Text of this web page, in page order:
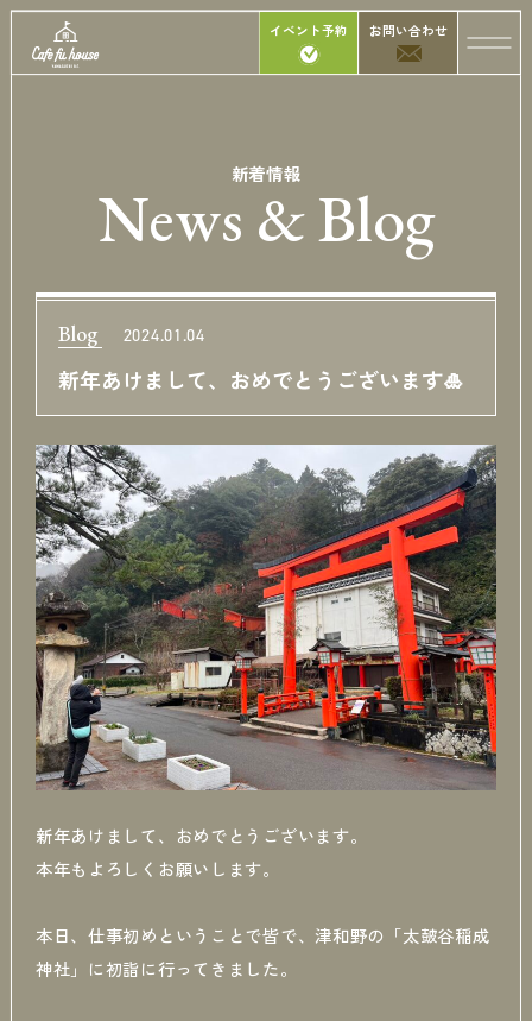
イベント予約 お問い合わせ
新着情報
News & Blog
Blog 2024.01.04
新年あけまして、おめでとうございます🎍
新年あけまして、おめでとうございます。
本年もよろしくお願いします。
本日、仕事初めということで皆で、津和野の「太皷谷稲成
神社」に初詣に行ってきました。